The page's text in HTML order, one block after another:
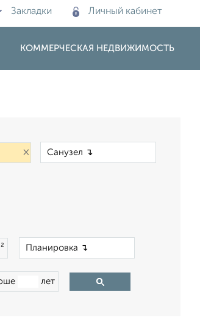
Закладки Личный кабинет
КОММЕРЧЕСКАЯ НЕДВИЖИМОСТЬ
×
лет